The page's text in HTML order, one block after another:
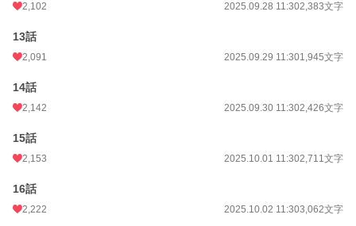
2,102 2025.09.28 11:302,383文字
13話
2,091 2025.09.29 11:301,945文字
14話
2,142 2025.09.30 11:302,426文字
15話
2,153 2025.10.01 11:302,711文字
16話
2,222 2025.10.02 11:303,062文字